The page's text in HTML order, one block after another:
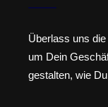
Überlass uns
um Dein
gestalten, wie